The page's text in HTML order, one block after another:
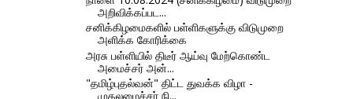
அறிவிக்கப்பட...
சனிக்கிழமைகளில் பள்ளிகளுக்கு விடுமுறை
அளிக்க கோரிக்கை
அரசு பள்ளியில் திடீர் ஆய்வு மேற்கொண்ட
அமைச்சர் அன்...
"தமிழ்புதல்வன்" திட்ட துவக்க விழா -
முதலமைச்சர் நி...